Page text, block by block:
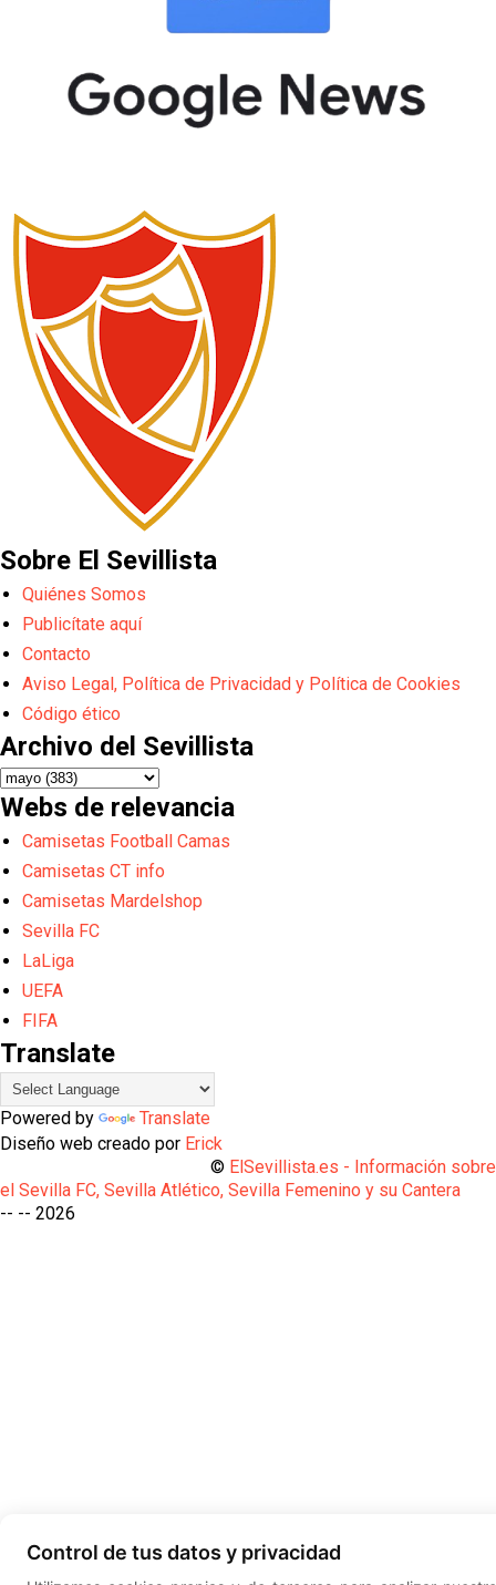
Sobre El Sevillista
Quiénes Somos
Publicítate aquí
Contacto
Aviso Legal, Política de Privacidad y Política de Cookies
Código ético
Archivo del Sevillista
Webs de relevancia
Camisetas Football Camas
Camisetas CT info
Camisetas Mardelshop
Sevilla FC
LaLiga
UEFA
FIFA
Translate
Powered by
Translate
Diseño web creado por Erick
© ElSevillista.es - Información sobre
el Sevilla FC, Sevilla Atlético, Sevilla Femenino y su Cantera
-- --
Control de tus datos y privacidad
2026